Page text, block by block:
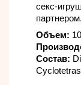
секс-
партнером.
Объем:
Состав: